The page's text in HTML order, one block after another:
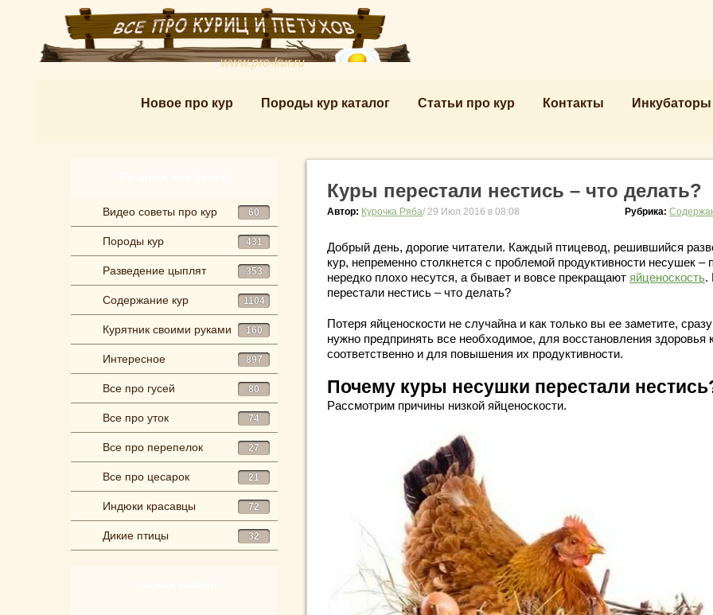
www.pro-kur.ru
Новое про кур Породы кур каталог Статьи про кур Контакты Инкубаторы
Видео советы про кур 60
Породы кур 431
Разведение цыплят 353
Содержание кур 1104
Курятник своими руками 160
Интересное 897
Все про гусей 80
Все про уток 74
Все про перепелок 27
Все про цесарок 21
Индюки красавцы 72
Дикие птицы 32
Куры перестали нестись – что делать?
Автор: Курочка Ряба/ 29 Июл 2016 в 08:08 Рубрика:
Добрый день, дорогие читатели. Каждый птицевод, решившийся
кур, непременно столкнется с проблемой продуктивности несушек –
нередко плохо несутся, а бывает и вовсе прекращают яйценоскость.
перестали нестись – что делать?
Потеря яйценоскости не случайна и как только вы ее заметите,
нужно предпринять все необходимое, для восстановления здоровья
соответственно и для повышения их продуктивности.
Почему куры несушки перестали
Рассмотрим причины низкой яйценоскости.